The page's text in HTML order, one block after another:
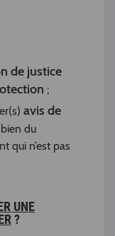
de justice
;
avis de
du
qui n’est pas
UNE
?